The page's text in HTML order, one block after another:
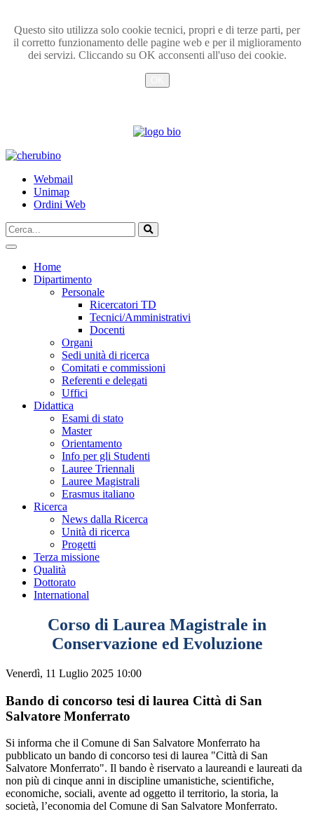
Questo sito utilizza solo cookie tecnici, propri e di terze parti, per
il corretto funzionamento delle pagine web e per il miglioramento
dei servizi. Cliccando su OK acconsenti all'uso dei cookie.
TPL_UNIPI_SKIP_TO_CONTENT
Webmail
Unimap
Ordini Web
Cerca...
Vai
Home
Dipartimento
Personale
Ricercatori TD
Tecnici/Amministrativi
Docenti
Organi
Sedi unità di ricerca
Comitati e commissioni
Referenti e delegati
Uffici
Didattica
Esami di stato
Master
Orientamento
Info per gli Studenti
Lauree Triennali
Lauree Magistrali
Erasmus italiano
Ricerca
News dalla Ricerca
Unità di ricerca
Progetti
Terza missione
Qualità
Dottorato
International
Corso di Laurea Magistrale in
Conservazione ed Evoluzione
Venerdì, 11 Luglio 2025 10:00
Bando di concorso tesi di laurea Città di San
Salvatore Monferrato
Si informa che il Comune di San Salvatore Monferrato ha
pubblicato un bando di concorso tesi di laurea "Città di San
Salvatore Monferrato". Il bando è riservato a laureandi e laureati da
non più di cinque anni in discipline umanistiche, scientifiche,
economiche, sociali, avente ad oggetto il territorio, la storia, la
società, l’economia del Comune di San Salvatore Monferrato.